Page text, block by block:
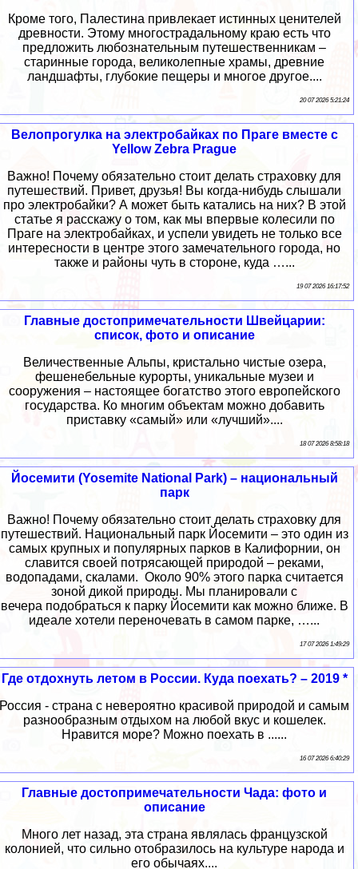
Кроме того, Палестина привлекает истинных ценителей
древности. Этому многострадальному краю есть что
предложить любознательным путешественникам –
старинные города, великолепные храмы, древние
ландшафты, глубокие пещеры и многое другое....
20 07 2026 5:21:24
Велопрогулка на электробайках по Праге вместе с
Yellow Zebra Prague
Важно! Почему обязательно стоит делать страховку для
путешествий. Привет, друзья! Вы когда-нибудь слышали
про электробайки? А может быть катались на них? В этой
статье я расскажу о том, как мы впервые колесили по
Праге на электробайках, и успели увидеть не только все
интересности в центре этого замечательного города, но
также и районы чуть в стороне, куда …...
19 07 2026 16:17:52
Главные достопримечательности Швейцарии:
список, фото и описание
Величественные Альпы, кристально чистые озера,
фешенебельные курорты, уникальные музеи и
сооружения – настоящее богатство этого европейского
государства. Ко многим объектам можно добавить
приставку «самый» или «лучший»....
18 07 2026 8:58:18
Йосемити (Yosemite National Park) – национальный
парк
Важно! Почему обязательно стоит делать страховку для
путешествий. Национальный парк Йосемити – это один из
самых крупных и популярных парков в Калифорнии, он
славится своей потрясающей природой – реками,
водопадами, скалами. Около 90% этого парка считается
зоной дикой природы. Мы планировали с
вечера подобраться к парку Йосемити как можно ближе. В
идеале хотели переночевать в самом парке, …...
17 07 2026 1:49:29
Где отдохнуть летом в России. Куда поехать? – 2019 *
Россия - страна с невероятно красивой природой и самым
разнообразным отдыхом на любой вкус и кошелек.
Нравится море? Можно поехать в ......
16 07 2026 6:40:29
Главные достопримечательности Чада: фото и
описание
Много лет назад, эта страна являлась французской
колонией, что сильно отобразилось на культуре народа и
его обычаях....